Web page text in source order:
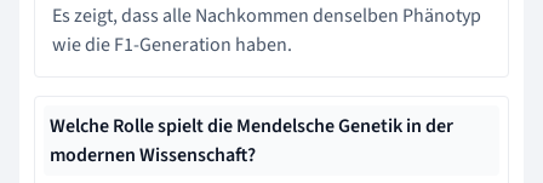
Es zeigt, dass alle Nachkommen denselben Phänotyp
wie die F1-Generation haben.
Welche Rolle spielt die Mendelsche Genetik in der
modernen Wissenschaft?